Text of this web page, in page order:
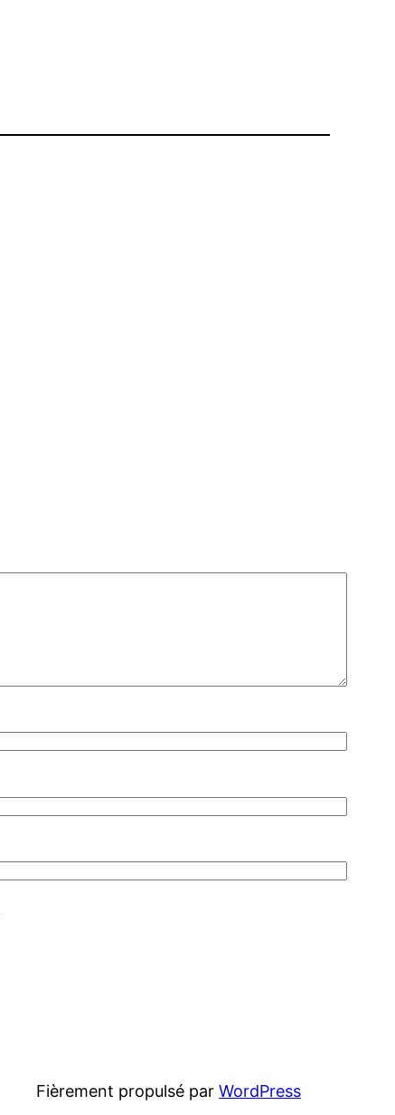
Fièrement propulsé par WordPress